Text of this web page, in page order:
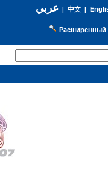
عربي| 中文|
Расширенный